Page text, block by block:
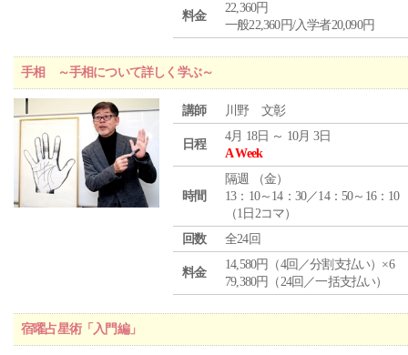
料金
22,360円
一般22,360円/入学者20,090円
手相 ～手相について詳しく学ぶ～
講師 川野 文彰
日程
4月 18日 ～ 10月 3日
A Week
時間
隔週 （金）
13：10～14：30／14：50～16：10
（1日2コマ）
回数
全24回
料金
14,580円（4回／分割支払い）×6
79,380円（24回／一括支払い）
宿曜占星術「入門編」